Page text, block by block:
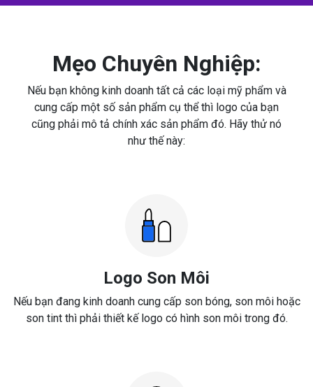
Mẹo Chuyên Nghiệp:
Nếu bạn không kinh doanh tất cả các loại mỹ phẩm và
cung cấp một số sản phẩm cụ thể thì logo của bạn
cũng phải mô tả chính xác sản phẩm đó. Hãy thử nó
như thế này:
Logo Son Môi
Nếu bạn đang kinh doanh cung cấp son bóng, son môi hoặc
son tint thì phải thiết kế logo có hình son môi trong đó.